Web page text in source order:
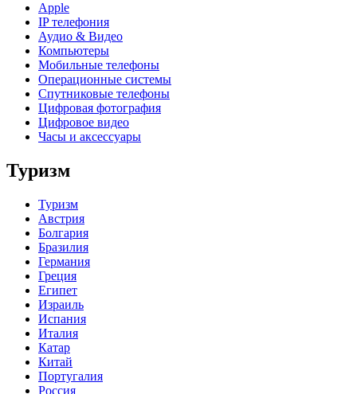
Apple
IP телефония
Аудио & Видео
Компьютеры
Мобильные телефоны
Операционные системы
Спутниковые телефоны
Цифровая фотография
Цифровое видео
Часы и аксессуары
Туризм
Туризм
Австрия
Болгария
Бразилия
Германия
Греция
Египет
Израиль
Испания
Италия
Катар
Китай
Португалия
Россия